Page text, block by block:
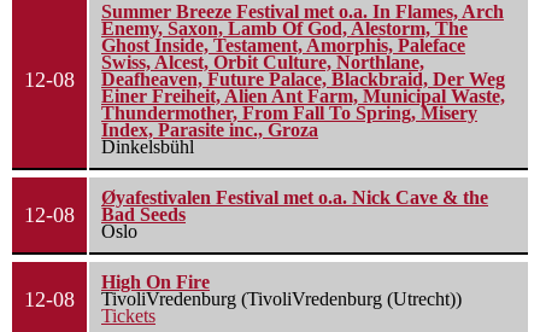
12-08
Summer Breeze Festival met o.a. In Flames, Arch
Enemy, Saxon, Lamb Of God, Alestorm, The
Ghost Inside, Testament, Amorphis, Paleface
Swiss, Alcest, Orbit Culture, Northlane,
Deafheaven, Future Palace, Blackbraid, Der Weg
Einer Freiheit, Alien Ant Farm, Municipal Waste,
Thundermother, From Fall To Spring, Misery
Index, Parasite inc., Groza
Dinkelsbühl
12-08
Øyafestivalen Festival met o.a. Nick Cave & the
Bad Seeds
Oslo
12-08
High On Fire
TivoliVredenburg (TivoliVredenburg (Utrecht))
Tickets